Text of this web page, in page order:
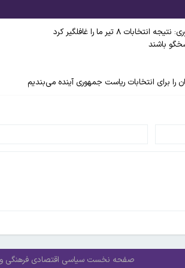
ما را غافلگیر کرد
باشند
را برای انتخابات ریاست جمهوری آینده می‌بندیم
صفحه نخست سیاسی اقتصادی فرهنگی